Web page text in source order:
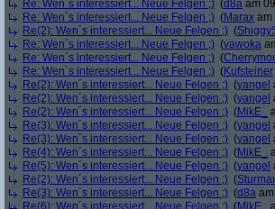
Re: Wen´s interessiert... Neue Felgen ;) (d8a am
Re: Wen´s interessiert... Neue Felgen ;) (Marax am
Re(2): Wen´s interessiert... Neue Felgen ;) (
Re: Wen´s interessiert... Neue Felgen ;) (vawoka
Re: Wen´s interessiert... Neue Felgen ;) (
Re: Wen´s interessiert... Neue Felgen ;) (Kufsteiner
Re(2): Wen´s interessiert... Neue Felgen ;) (yangel
Re(2): Wen´s interessiert... Neue Felgen ;) (yangel
Re(2): Wen´s interessiert... Neue Felgen ;) (MikE_
Re(3): Wen´s interessiert... Neue Felgen ;) (yangel
Re(3): Wen´s interessiert... Neue Felgen ;) (yangel
Re(4): Wen´s interessiert... Neue Felgen ;) (MikE_
Re(5): Wen´s interessiert... Neue Felgen ;) (yangel
Re(2): Wen´s interessiert... Neue Felgen ;) (
Re(3): Wen´s interessiert... Neue Felgen ;) (d8a
Re(6): Wen´s interessiert... Neue Felgen ;) (MikE_